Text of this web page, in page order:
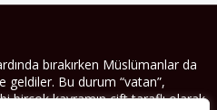
bırakırken Müslümanlar da
geldiler. Bu durum “vatan”,
birçok kavramın çift taraflı olarak